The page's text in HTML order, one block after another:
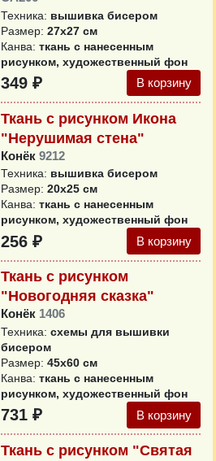
Техника: вышивка бисером
Размер: 27x27 см
Канва: ткань с нанесенным
рисунком, художественный фон
349 ₽ В корзину
Ткань с рисунком Икона
"Нерушимая стена"
Конёк 9212
Техника: вышивка бисером
Размер: 20х25 см
Канва: ткань с нанесенным
рисунком, художественный фон
256 ₽ В корзину
Ткань с рисунком
"Новогодняя сказка"
Конёк 1406
Техника: схемы для вышивки
бисером
Размер: 45х60 см
Канва: ткань с нанесенным
рисунком, художественный фон
731 ₽ В корзину
Ткань с рисунком "Святая